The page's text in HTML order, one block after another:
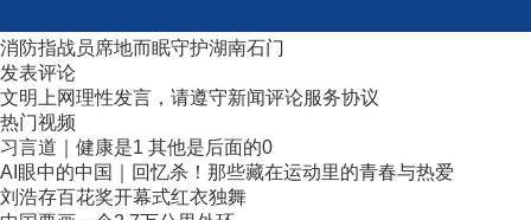
消防指战员席地而眠守护湖南石门
发表评论
文明上网理性发言，请遵守新闻评论服务协议
热门视频
习言道｜健康是1 其他是后面的0
AI眼中的中国｜回忆杀！那些藏在运动里的青春与热爱
刘浩存百花奖开幕式红衣独舞